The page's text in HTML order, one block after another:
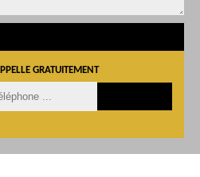
GRATUITEMENT